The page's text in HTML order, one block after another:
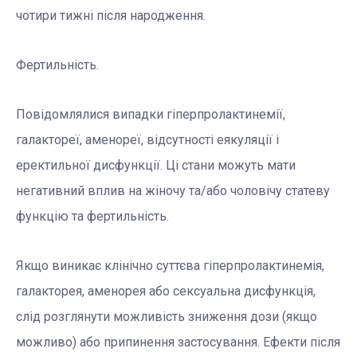
чотири тижні після народження.
Фертильність.
Повідомлялися випадки гіперпролактинемії,
галактореї, аменореї, відсутності еякуляції і
еректильної дисфункції. Ці стани можуть мати
негативний вплив на жіночу та/або чоловічу статеву
функцію та фертильність.
Якщо виникає клінічно суттєва гіперпролактинемія,
галакторея, аменорея або сексуальна дисфункція,
слід розглянути можливість зниження дози (якщо
можливо) або припинення застосування. Ефекти після